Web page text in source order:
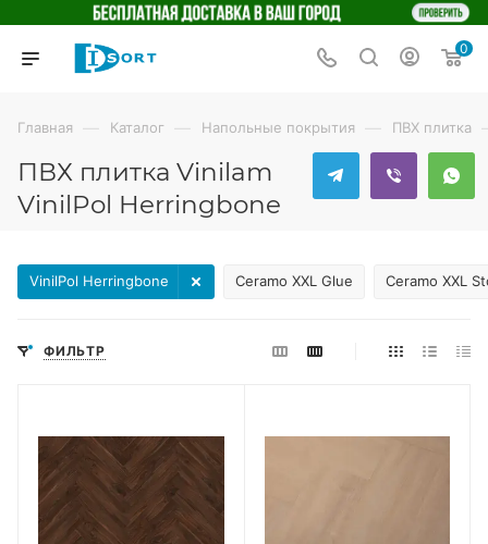
0
Главная — Каталог — Напольные покрытия — ПВХ плитка
ПВХ плитка Vinilam
VinilPol Herringbone
Ceramo XXL Glue Ceramo XXL
VinilPol Herringbone
ФИЛЬТР